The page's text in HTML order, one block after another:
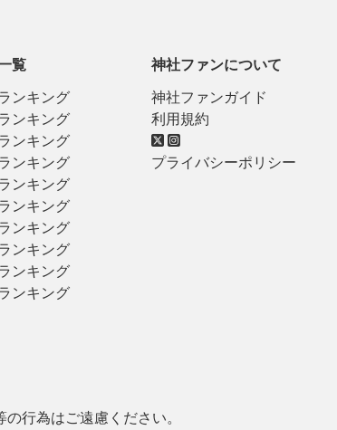
覧
ンキング
ンキング
ンキング
ンキング
ンキング
ンキング
ンキング
ンキング
ンキング
ンキング
神社ファンについて
神社ファンガイド
利用規約
プライバシーポリシー
行為はご遠慮ください。